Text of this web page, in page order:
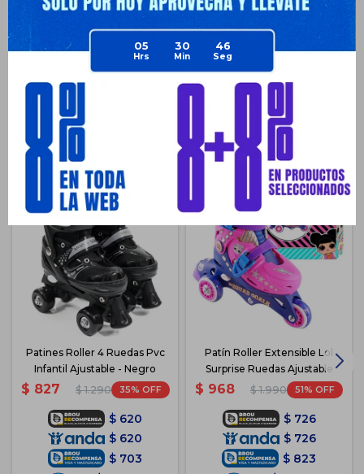
05 30 46
Medios de pago
Productos que te pueden interesar
Patines Roller 4 Ruedas Pvc
Infantil Ajustable - Negro
$ 827 $ 1.290 35
$ 620
$ 620
$ 703
Patín Roller Extensible Lol
Surprise Ruedas Ajustable
$ 968 $ 1.990 51
$ 726
$ 726
$ 823